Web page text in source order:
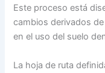
Este proceso está
cambios derivados
en el uso del suelo
La hoja de ruta